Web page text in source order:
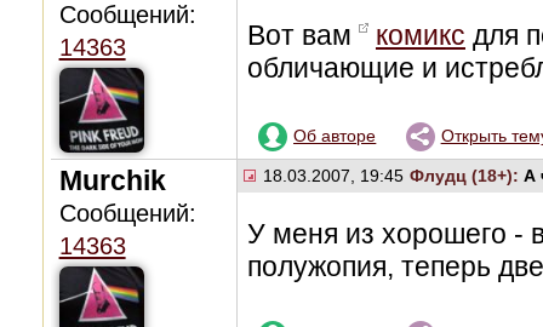
Сообщений:
14363
Вот вам комикс для
обличающие и
Об авторе Открыть
Murchik
Сообщений:
14363
18.03.2007, 19:45 Флудц (18+):А
У меня из хорошего -
полужопия, теперь